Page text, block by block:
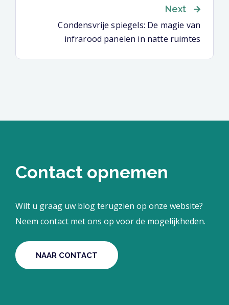
Next
Condensvrije spiegels: De magie van
infrarood panelen in natte ruimtes
Contact opnemen
Wilt u graag uw blog terugzien op onze website?
Neem contact met ons op voor de mogelijkheden.
NAAR CONTACT